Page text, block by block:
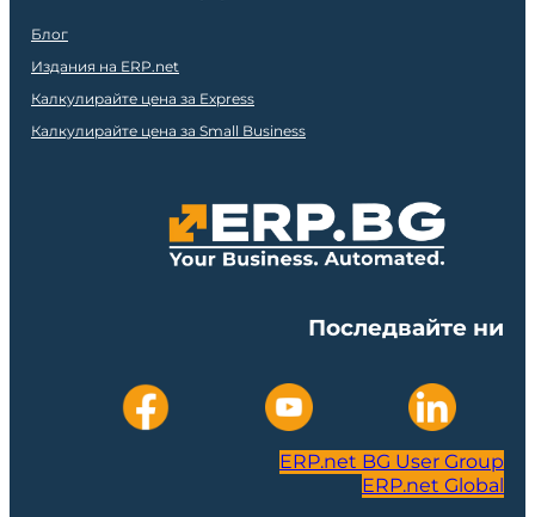
Блог
Издания на ERP.net
Калкулирайте цена за Express
Калкулирайте цена за Small Business
Последвайте ни
ERP.net BG User Group
ERP.net Global